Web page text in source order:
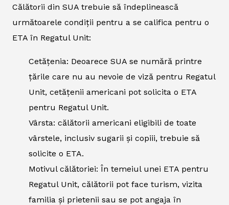
Călătorii din SUA trebuie să îndeplinească
următoarele condiții pentru a se califica pentru o
ETA în Regatul Unit:
Cetățenia: Deoarece SUA se numără printre
țările care nu au nevoie de viză pentru Regatul
Unit, cetățenii americani pot solicita o ETA
pentru Regatul Unit.
Vârsta: călătorii americani eligibili de toate
vârstele, inclusiv sugarii și copiii, trebuie să
solicite o ETA.
Motivul călătoriei: În temeiul unei ETA pentru
Regatul Unit, călătorii pot face turism, vizita
familia și prietenii sau se pot angaja în